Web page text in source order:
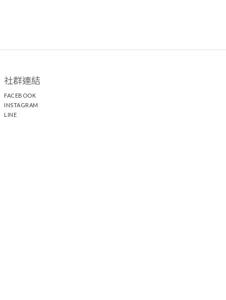
社群連結
FACEBOOK
INSTAGRAM
LINE